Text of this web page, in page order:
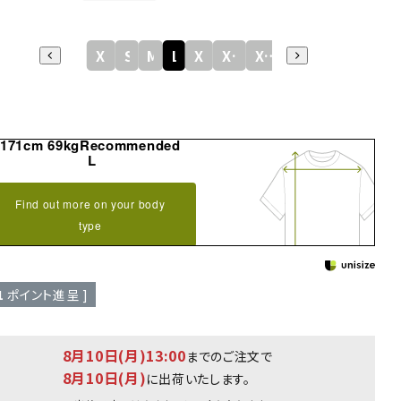
S M L XXL XXXL
171cm 69kgRecommended
L
Find out more on your body
type
ポイント進呈 ]
8月10日(月)13:00までのご注文で
8月10日(月)に出荷いたします。